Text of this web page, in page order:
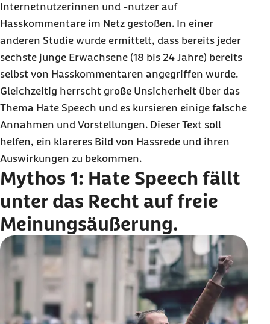
Internetnutzerinnen und -nutzer auf
Hasskommentare im Netz gestoßen. In einer
anderen Studie wurde ermittelt, dass bereits jeder
sechste junge Erwachsene (18 bis 24 Jahre) bereits
selbst von Hasskommentaren angegriffen wurde.
Gleichzeitig herrscht große Unsicherheit über das
Thema Hate Speech und es kursieren einige falsche
Annahmen und Vorstellungen. Dieser Text soll
helfen, ein klareres Bild von Hassrede und ihren
Auswirkungen zu bekommen.
Mythos 1: Hate Speech fällt
unter das Recht auf freie
Meinungsäußerung.